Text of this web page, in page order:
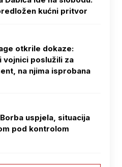
kućni pritvor
otkrile dokaze:
vojnici poslužili za
na njima isprobana
uspjela, situacija
pod kontrolom